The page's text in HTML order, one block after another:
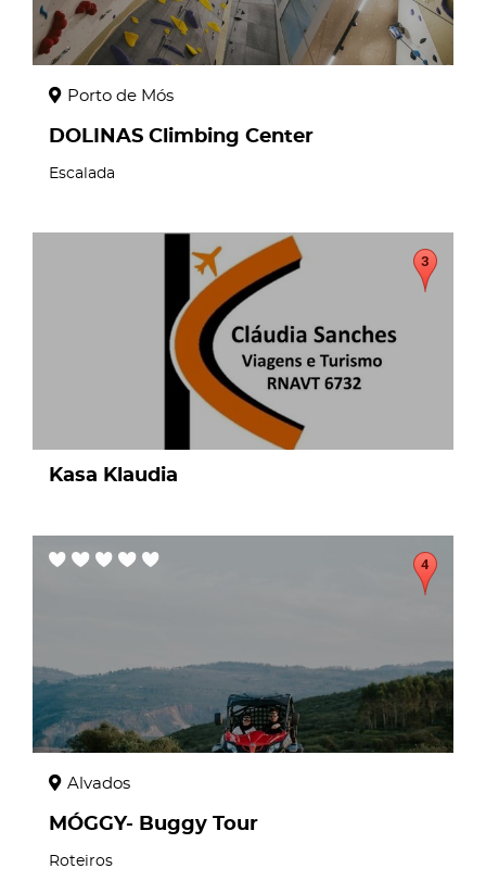
Porto de Mós
DOLINAS Climbing Center
Escalada
Kasa Klaudia
page
Alvados
MÓGGY- Buggy Tour
Roteiros